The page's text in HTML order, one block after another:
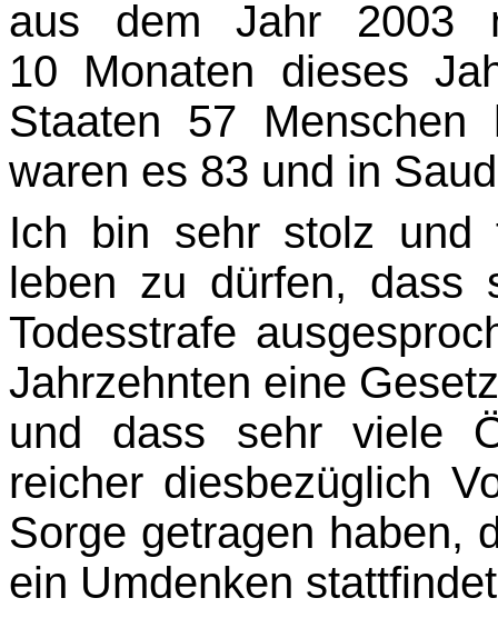
aus dem Jahr 2003
10 Monaten dieses
Staaten 57 Menschen
waren es 83 und in
Ich bin sehr stolz und
leben zu dürfen, dass
Todesstrafe
Jahrzehnten eine
und dass sehr viele
reicher diesbezüglich
Sorge getragen haben,
ein Umdenken